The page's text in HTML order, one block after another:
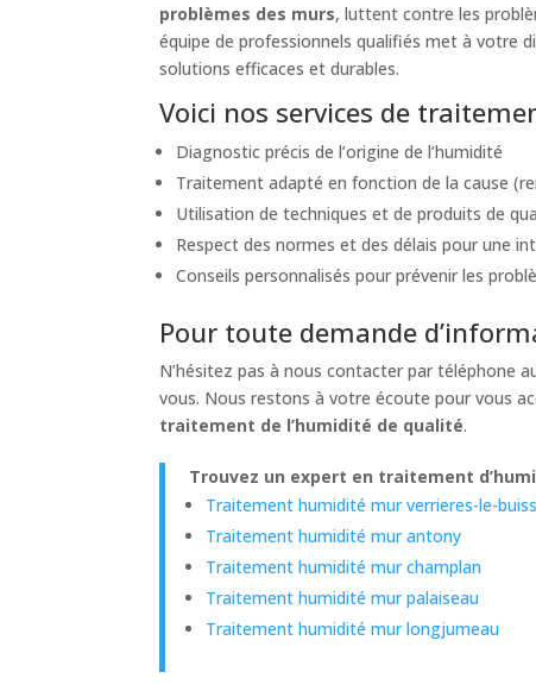
problèmes des murs, luttent contre les
équipe de professionnels qualifiés met à votre
solutions efficaces et durables.
Voici nos services de
Diagnostic précis de l’origine de l’humidité
Traitement adapté en fonction de la cause
Utilisation de techniques et de produits de
Respect des normes et des délais pour une
Conseils personnalisés pour prévenir les
Pour toute demande
N’hésitez pas à nous contacter par téléphone
vous. Nous restons à votre écoute pour vous
traitement de l’humidité de qualité.
Trouvez un expert en traitement
Traitement humidité mur verrieres-le-
Traitement humidité mur antony
Traitement humidité mur champlan
Traitement humidité mur palaiseau
Traitement humidité mur longjumeau